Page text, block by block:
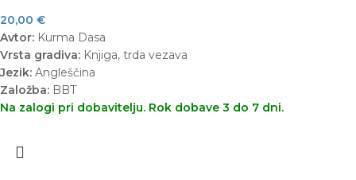
20,00 €
Avtor: Kurma Dasa
Vrsta gradiva: Knjiga, trda vezava
Jezik: Angleščina
Založba: BBT
Na zalogi pri dobavitelju. Rok dobave 3 do 7 dni.